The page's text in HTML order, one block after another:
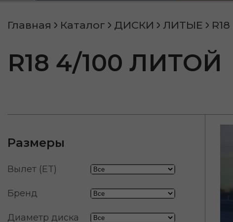
Главная Каталог ДИСКИ ЛИТЫЕ
R18 4/100 ЛИТОЙ
Размеры
Вылет (ET)
Бренд
Диаметр диска